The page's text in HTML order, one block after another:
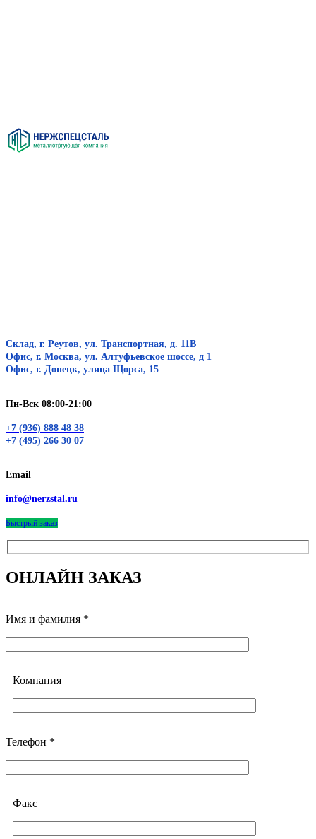
Склад, г. Реутов, ул. Транспортная, д. 11В
Офис, г. Москва, ул. Алтуфьевское шоссе, д 1
Офис, г. Донецк, улица Щорса, 15
Пн-Вск 08:00-21:00
+7 (936) 888 48 38
+7 (495) 266 30 07
Email
info@nerzstal.ru
Быстрый заказ
ОНЛАЙН ЗАКАЗ
Имя и фамилия *
Компания
Телефон *
Факс